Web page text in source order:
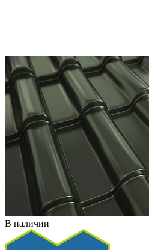
В наличии